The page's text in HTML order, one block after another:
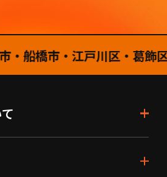
・江戸川区・葛飾区・柏